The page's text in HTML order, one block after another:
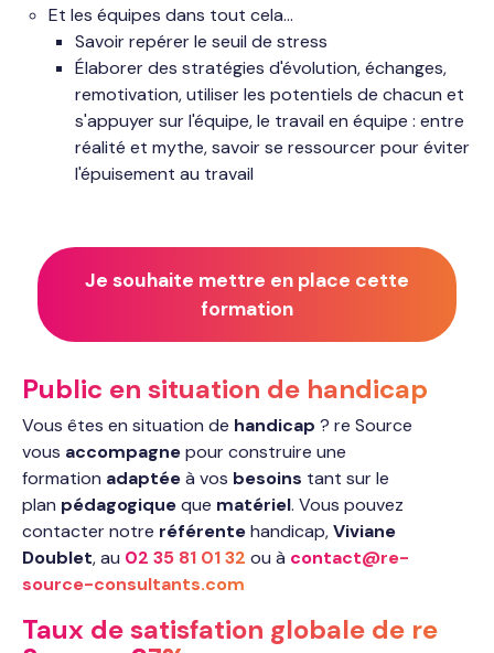
Et les équipes dans tout cela...
Savoir repérer le seuil de stress
Élaborer des stratégies d'évolution, échanges,
remotivation, utiliser les potentiels de chacun et
s'appuyer sur l'équipe, le travail en équipe : entre
réalité et mythe, savoir se ressourcer pour éviter
l'épuisement au travail
Je souhaite mettre en place cette
formation
Public en situation de handicap
Vous êtes en situation de handicap ? re Source
vous accompagnepour construire une
formation adaptéeà vos besoins tant sur le
plan pédagogiqueque matériel. Vous pouvez
contacter notre référentehandicap,Viviane
Doublet, au 02 35 81 01 32 ou à contact@re-
source-consultants.com
Taux de satisfation globale de re